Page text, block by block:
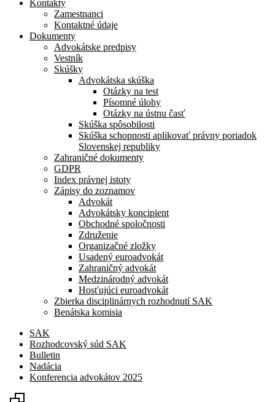
Kontakty
Zamestnanci
Kontaktné údaje
Dokumenty
Advokátske predpisy
Vestník
Skúšky
Advokátska skúška
Otázky na test
Písomné úlohy
Otázky na ústnu časť
Skúška spôsobilosti
Skúška schopnosti aplikovať právny poriadok
Slovenskej republiky
Zahraničné dokumenty
GDPR
Index právnej istoty
Zápisy do zoznamov
Advokát
Advokátsky koncipient
Obchodné spoločnosti
Združenie
Organizačné zložky
Usadený euroadvokát
Zahraničný advokát
Medzinárodný advokát
Hosťujúci euroadvokát
Zbierka disciplinárnych rozhodnutí SAK
Benátska komisia
SAK
Rozhodcovský súd SAK
Bulletin
Nadácia
Konferencia advokátov 2025